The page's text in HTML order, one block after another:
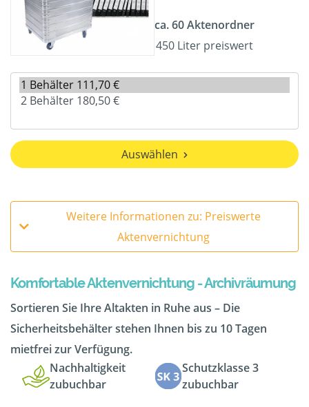
ca. 60 Aktenordner
450 Liter preiswert
Auswählen
Weitere Informationen zu: Preiswerte
Aktenvernichtung
Komfortable Aktenvernichtung - Archivräumung
Sortieren Sie Ihre Altakten in Ruhe aus – Die
Sicherheitsbehälter stehen Ihnen bis zu 10 Tagen
mietfrei zur Verfügung.
Nachhaltigkeit
zubuchbar
Schutzklasse 3
zubuchbar